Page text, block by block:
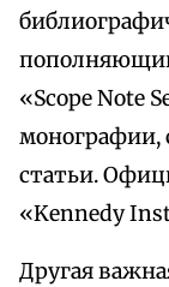
«Scope Note
монографии,
статьи.
«Kennedy
Другая